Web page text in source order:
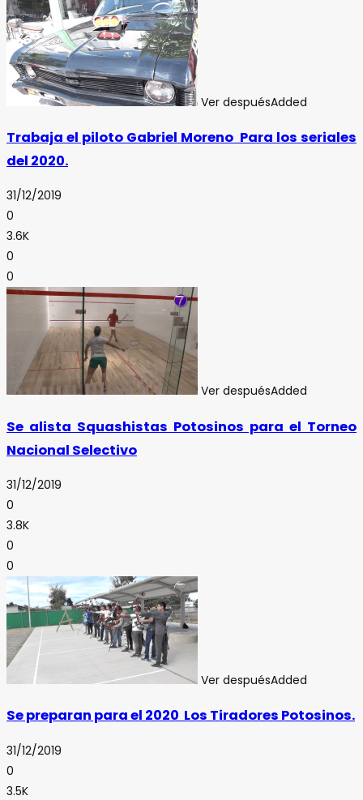
Ver despuésAdded
Trabaja el piloto Gabriel Moreno Para los seriales
del 2020.
31/12/2019
0
3.6K
0
0
Ver despuésAdded
Se alista Squashistas Potosinos para el Torneo
Nacional Selectivo
31/12/2019
0
3.8K
0
0
Ver despuésAdded
Se preparan para el 2020 Los Tiradores Potosinos.
31/12/2019
0
3.5K